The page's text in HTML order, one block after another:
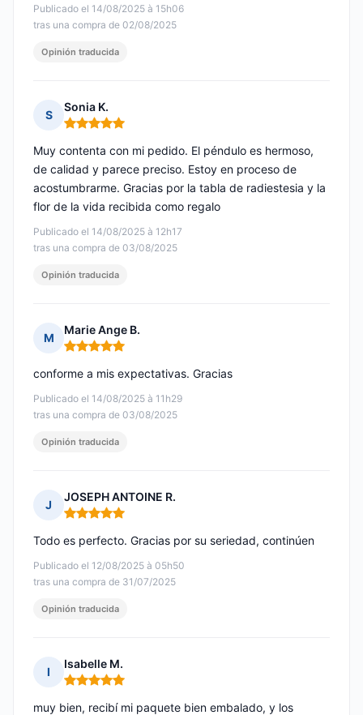
Publicado el 14/08/2025 à 15h06
tras una compra de 02/08/2025
Opinión traducida
S
Sonia K.
Nota: 5 de 5
Publicado el 14/08/2025 à 12h17
tras una compra de 03/08/2025
Muy contenta con mi pedido. El péndulo es hermoso,
de calidad y parece preciso. Estoy en proceso de
acostumbrarme. Gracias por la tabla de radiestesia y la
flor de la vida recibida como regalo
Opinión traducida
M
Marie Ange B.
Nota: 5 de 5
Publicado el 14/08/2025 à 11h29
tras una compra de 03/08/2025
conforme a mis expectativas. Gracias
Opinión traducida
J
JOSEPH ANTOINE R.
Nota: 5 de 5
Publicado el 12/08/2025 à 05h50
tras una compra de 31/07/2025
Todo es perfecto. Gracias por su seriedad, continúen
Opinión traducida
I
Isabelle M.
Nota: 5 de 5
muy bien, recibí mi paquete bien embalado, y los